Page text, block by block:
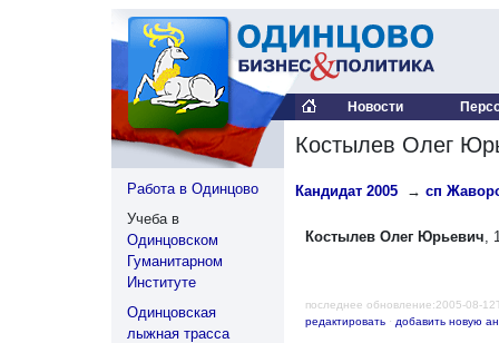
Новости
Работа в Одинцово
Учеба в
Одинцовском
Гуманитарном
Институте
Одинцовская
лыжная трасса
Костылев Олег
Кандидат 2005 → сп
Костылев Олег Юрьевич,
последнее обновление:2005-08-
редактировать · добавить новую